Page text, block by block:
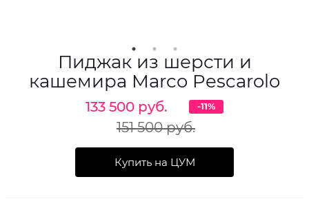
Пиджак из шерсти и
кашемира Marco Pescarolo
133 500 руб.
151 500 руб.
-11%
Купить на ЦУМ